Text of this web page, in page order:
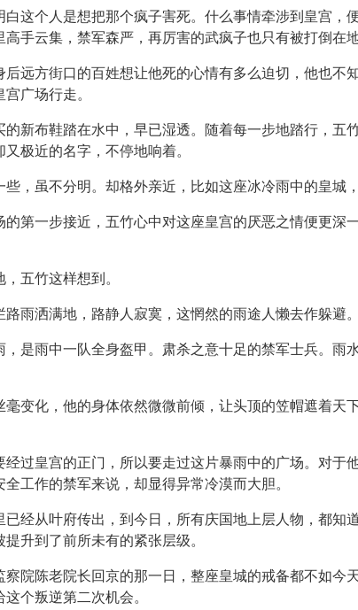
这个人是想把那个疯子害死。什么事情牵涉到皇宫
手云集，禁军森严，再厉害的武疯子也只有被打倒在
远方街口的百姓想让他死的心情有多么迫切，他也
广场行走。
新布鞋踏在水中，早已湿透。随着每一步地踏行，五
极近的名字，不停地响着。
，虽不分明。却格外亲近，比如这座冰冷雨中的皇城
的第一步接近，五竹心中对这座皇宫的厌恶之情便更
五竹这样想到。
雨洒满地，路静人寂寞，这惘然的雨途人懒去作躲避。
是雨中一队全身盔甲。肃杀之意十足的禁军士兵。
毫变化，他的身体依然微微前倾，让头顶的笠帽遮着
经过皇宫的正门，所以要走过这片暴雨中的广场。对
工作的禁军来说，却显得异常冷漠而大胆。
经从叶府传出，到今日，所有庆国地上层人物，都
升到了前所未有的紧张层级。
察院陈老院长回京的那一日，整座皇城的戒备都不如
个叛逆第二次机会。